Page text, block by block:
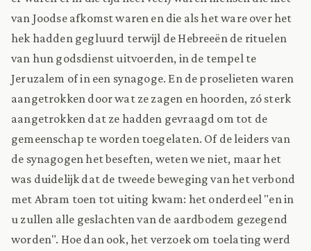
van Joodse afkomst waren en die als het ware over het
hek hadden gegluurd terwijl de Hebreeën de rituelen
van hun godsdienst uitvoerden, in de tempel te
Jeruzalem of in een synagoge. En de proselieten waren
aangetrokken door wat ze zagen en hoorden, zó sterk
aangetrokken dat ze hadden gevraagd om tot de
gemeenschap te worden toegelaten. Of de leiders van
de synagogen het beseften, weten we niet, maar het
was duidelijk dat de tweede beweging van het verbond
met Abram toen tot uiting kwam: het onderdeel "en in
u zullen alle geslachten van de aardbodem gezegend
worden". Hoe dan ook, het verzoek om toelating werd